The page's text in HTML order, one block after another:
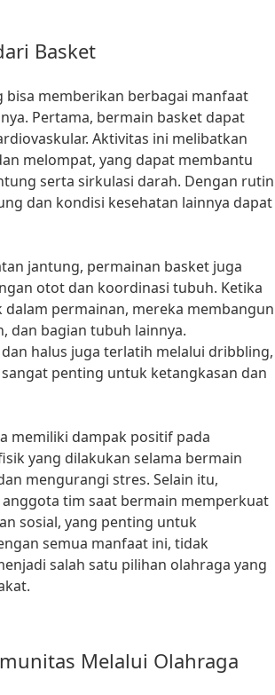
Basket
bisa memberikan berbagai manfaat
Pertama, bermain basket dapat
Aktivitas ini melibatkan
melompat, yang dapat membantu
serta sirkulasi darah. Dengan rutin
dan kondisi kesehatan lainnya dapat
jantung, permainan basket juga
otot dan koordinasi tubuh. Ketika
permainan, mereka membangun
dan bagian tubuh lainnya.
halus juga terlatih melalui dribbling,
penting untuk ketangkasan dan
memiliki dampak positif pada
yang dilakukan selama bermain
mengurangi stres. Selain itu,
tim saat bermain memperkuat
sosial, yang penting untuk
semua manfaat ini, tidak
salah satu pilihan olahraga yang
Melalui Olahraga